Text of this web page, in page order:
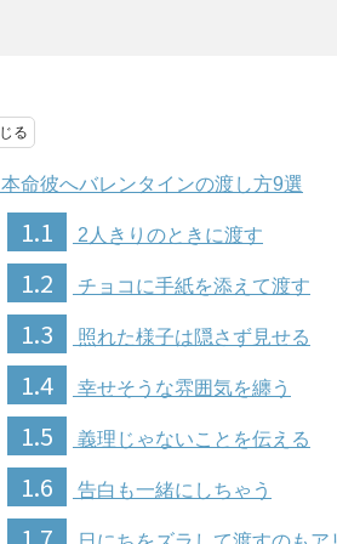
本命彼へバレンタインの渡し方9選
1.1 2人きりのときに渡す
1.2 チョコに手紙を添えて渡す
1.3 照れた様子は隠さず見せる
1.4 幸せそうな雰囲気を纏う
1.5 義理じゃないことを伝える
1.6 告白も一緒にしちゃう